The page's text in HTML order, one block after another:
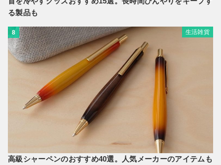
る製品も
8 生活雑貨
高級シャーペンのおすすめ40選。人気メーカーのアイテムも